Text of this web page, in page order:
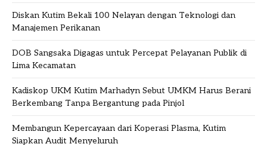
Diskan Kutim Bekali 100 Nelayan dengan Teknologi dan
Manajemen Perikanan
DOB Sangsaka Digagas untuk Percepat Pelayanan Publik di
Lima Kecamatan
Kadiskop UKM Kutim Marhadyn Sebut UMKM Harus Berani
Berkembang Tanpa Bergantung pada Pinjol
Membangun Kepercayaan dari Koperasi Plasma, Kutim
Siapkan Audit Menyeluruh